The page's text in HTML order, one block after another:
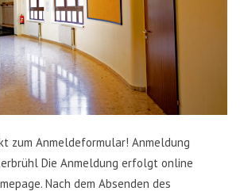
zum Anmeldeformular! Anmeldung
Die Anmeldung erfolgt online
Nach dem Absenden des